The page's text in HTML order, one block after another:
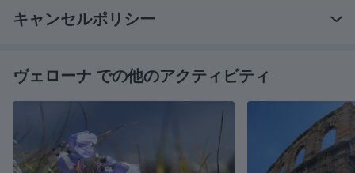
キャンセルポリシー
ヴェローナ での他のアクティビティ